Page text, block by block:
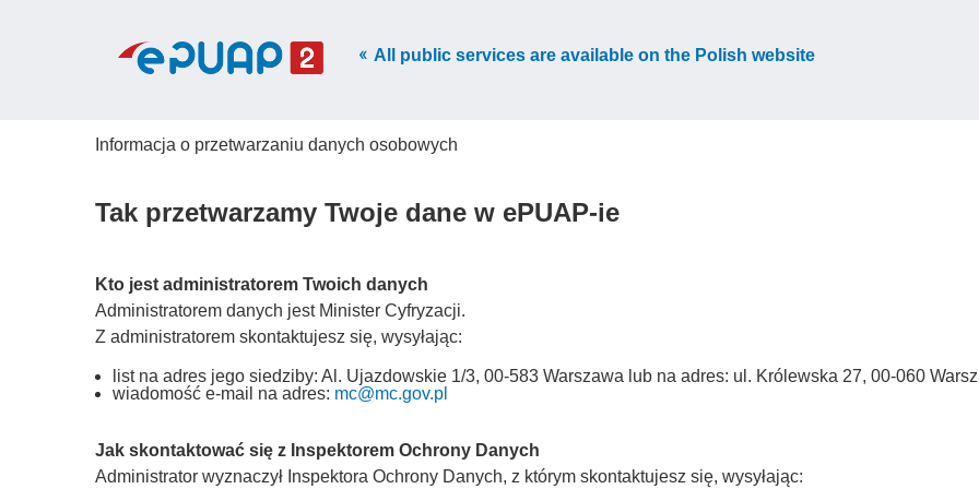
All public services are available on the Polish website
Informacja o przetwarzaniu danych osobowych
Tak przetwarzamy Twoje dane w ePUAP-ie
Kto jest administratorem Twoich danych
Administratorem danych jest Minister Cyfryzacji.
Z administratorem skontaktujesz się, wysyłając:
list na adres jego siedziby: Al. Ujazdowskie 1/3, 00-583 Warszawa lub na adres: ul. Królewska 27, 00-060
wiadomość e-mail na adres: mc@mc.gov.pl
Jak skontaktować się z Inspektorem Ochrony Danych
Administrator wyznaczył Inspektora Ochrony Danych, z którym skontaktujesz się, wysyłając: